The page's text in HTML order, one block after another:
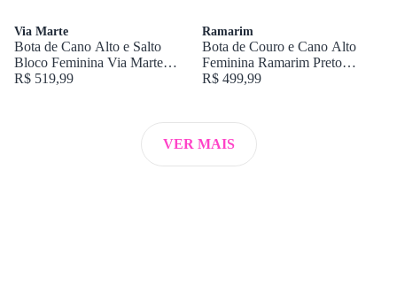
Via Marte
Bota de Cano Alto e Salto
Bloco Feminina Via Marte
Marrom 357-006-01
R$ 519,99
Ramarim
Bota de Couro e Cano Alto
Feminina Ramarim Preto
2615104
R$ 499,99
VER MAIS